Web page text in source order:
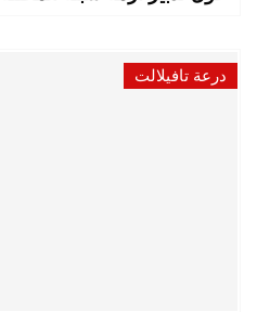
درعة تافيلالت